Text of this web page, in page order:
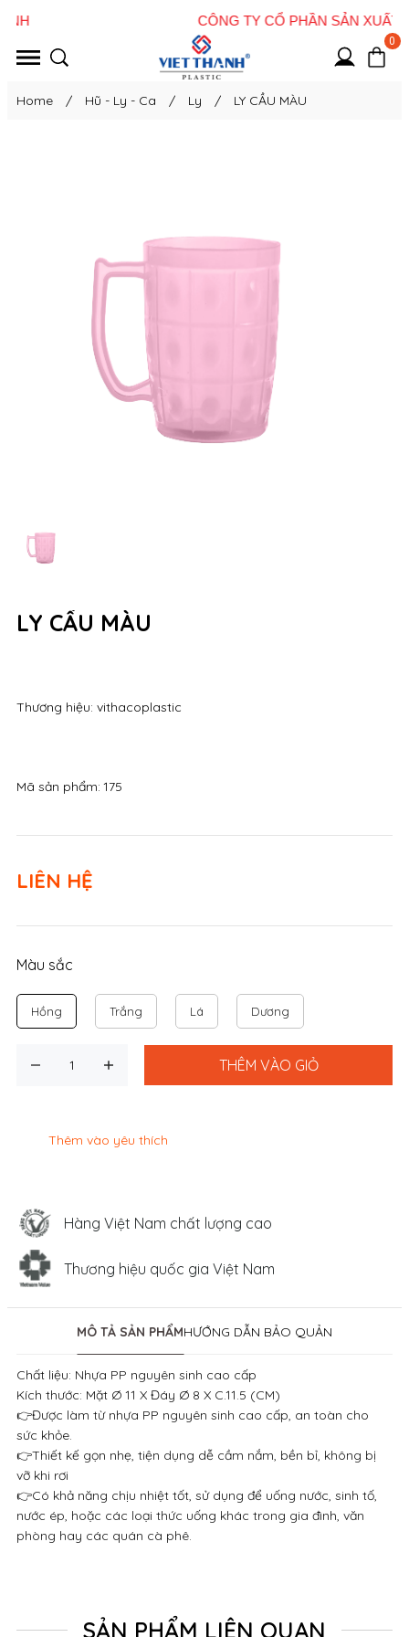
0
Home / Hũ - Ly - Ca / Ly / LY CẦU MÀU
LY CẦU MÀU
Thương hiệu: vithacoplastic
LIÊN HỆ
THÊM VÀO GIỎ
Thêm vào yêu thích
Mã sản phẩm: 175
Hàng Việt Nam chất lượng cao
Thương hiệu quốc gia Việt Nam
Màu sắc
Hồng Trắng Lá Dương
MÔ TẢ SẢN PHẨMHƯỚNG DẪN BẢO QUẢN
Chất liệu: Nhựa PP nguyên sinh cao cấp
Kích thước: Mặt Ø 11 X Đáy Ø 8 X C.11.5 (CM)
👉Được làm từ nhựa PP nguyên sinh cao cấp, an toàn cho
sức khỏe.
👉Thiết kế gọn nhẹ, tiện dụng dễ cầm nắm, bền bỉ, không bị
vỡ khi rơi
👉Có khả năng chịu nhiệt tốt, sử dụng để uống nước, sinh tố,
nước ép, hoặc các loại thức uống khác trong gia đình, văn
phòng hay các quán cà phê.
SẢN PHẨM LIÊN QUAN